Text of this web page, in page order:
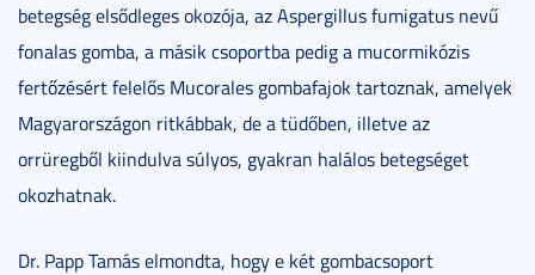
betegség elsődleges okozója, az Aspergillus fumigatus nevű
fonalas gomba, a másik csoportba pedig a mucormikózis
fertőzésért felelős Mucorales gombafajok tartoznak, amelyek
Magyarországon ritkábbak, de a tüdőben, illetve az
orrüregből kiindulva súlyos, gyakran halálos betegséget
okozhatnak.
Dr. Papp Tamás elmondta, hogy e két gombacsoport